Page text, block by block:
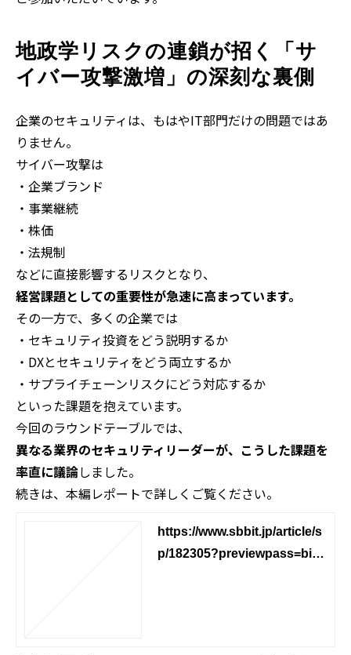
地政学リスクの連鎖が招く「サ
イバー攻撃激増」の深刻な裏側
企業のセキュリティは、もはやIT部門だけの問題ではあ
りません。
サイバー攻撃は
・企業ブランド
・事業継続
・株価
・法規制
などに直接影響するリスクとなり、
経営課題としての重要性が急速に高まっています。
その一方で、多くの企業では
・セキュリティ投資をどう説明するか
・DXとセキュリティをどう両立するか
・サプライチェーンリスクにどう対応するか
といった課題を抱えています。
今回のラウンドテーブルでは、
異なる業界のセキュリティリーダーが、こうした課題を
率直に議論しました。
続きは、本編レポートで詳しくご覧ください。
https://www.sbbit.jp/article/s
p/182305?previewpass=bixh